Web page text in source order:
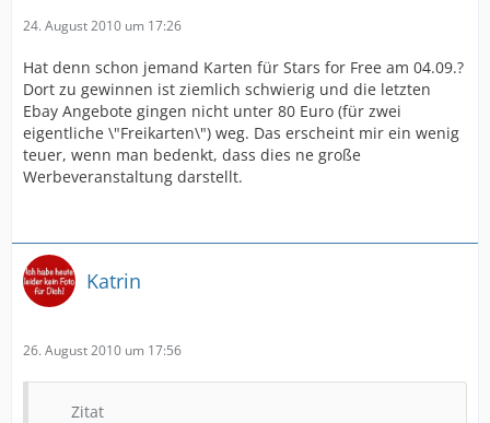
24. August 2010 um 17:26
Hat denn schon jemand Karten für Stars for Free am 04.09.?
Dort zu gewinnen ist ziemlich schwierig und die letzten
Ebay Angebote gingen nicht unter 80 Euro (für zwei
eigentliche \"Freikarten\") weg. Das erscheint mir ein wenig
teuer, wenn man bedenkt, dass dies ne große
Werbeveranstaltung darstellt.
Katrin
26. August 2010 um 17:56
Zitat